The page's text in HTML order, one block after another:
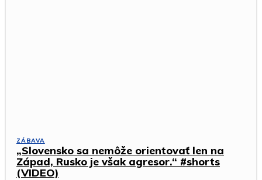
ZÁBAVA
„Slovensko sa nemôže orientovať len na
Západ, Rusko je však agresor.“ #shorts
(VIDEO)